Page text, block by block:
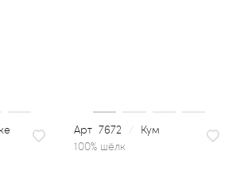
7672
Кум
100% шёлк